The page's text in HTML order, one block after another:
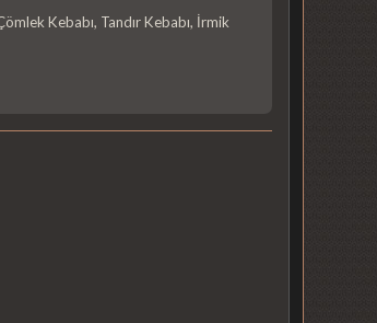
Kebabı, Tandır Kebabı, İrmik